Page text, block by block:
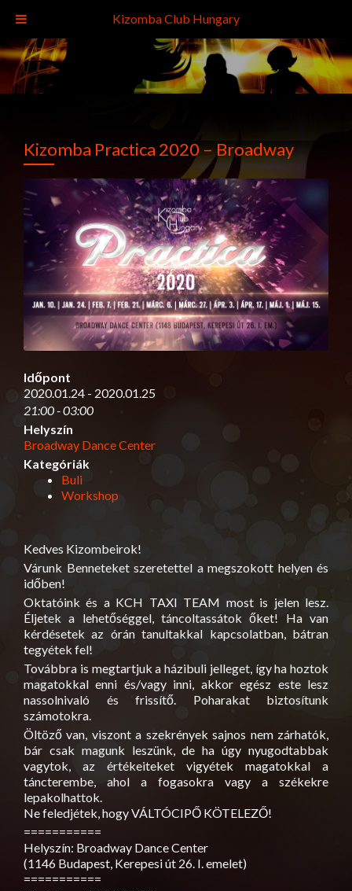
Kizomba Practica 2020 – Broadway
Időpont
2020.01.24 - 2020.01.25
21:00 - 03:00
Helyszín
Broadway Dance Center
Kategóriák
Buli
Workshop
Kedves Kizombeirok!
Várunk Benneteket szeretettel a megszokott helyen és
időben!
Oktatóink és a KCH TAXI TEAM most is jelen lesz.
Éljetek a lehetőséggel, táncoltassátok őket! Ha van
kérdésetek az órán tanultakkal kapcsolatban, bátran
tegyétek fel!
Továbbra is megtartjuk a házibuli jelleget, így ha hoztok
magatokkal enni és/vagy inni, akkor egész este lesz
nassolnivaló és frissítő. Poharakat biztosítunk
számotokra.
Öltöző van, viszont a szekrények sajnos nem zárhatók,
bár csak magunk leszünk, de ha úgy nyugodtabbak
vagytok, az értékeiteket vigyétek magatokkal a
táncterembe, ahol a fogasokra vagy a székekre
lepakolhattok.
Ne feledjétek, hogy VÁLTÓCIPŐ KÖTELEZŐ!
===========
Helyszín: Broadway Dance Center
(1146 Budapest, Kerepesi út 26. I. emelet)
===========
Kizomba Club Hungary